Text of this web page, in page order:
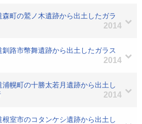
町の鷲ノ木遺跡から出土したガラ
2014
路市幣舞遺跡から出土したガラス
2014
幌町の十勝太若月遺跡から出土し
2014
室市のコタンケシ遺跡から出土し